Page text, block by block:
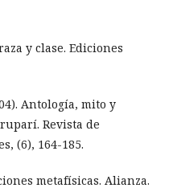
y clase. Ediciones
Antología, mito y
Revista de
(6), 164-185.
metafísicas. Alianza.